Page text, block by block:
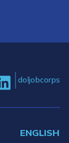
doljobcorps
ENGLISH